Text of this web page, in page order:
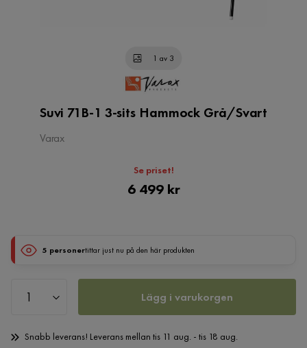
1 av 3
Suvi 71B-1 3-sits Hammock Grå/Svart
Varax
Se priset!
Pris
6 499 kr
5 personertittar just nu på den här produkten
Lägg i varukorgen
Snabb leverans! Leverans mellan tis 11 aug. - tis 18 aug.